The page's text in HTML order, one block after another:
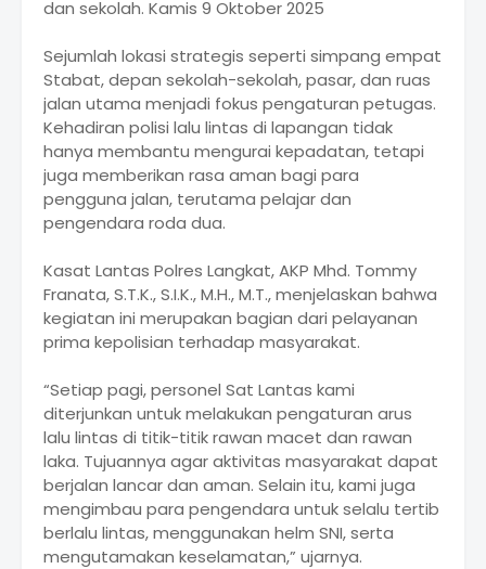
dan sekolah. Kamis 9 Oktober 2025
Sejumlah lokasi strategis seperti simpang empat
Stabat, depan sekolah-sekolah, pasar, dan ruas
jalan utama menjadi fokus pengaturan petugas.
Kehadiran polisi lalu lintas di lapangan tidak
hanya membantu mengurai kepadatan, tetapi
juga memberikan rasa aman bagi para
pengguna jalan, terutama pelajar dan
pengendara roda dua.
Kasat Lantas Polres Langkat, AKP Mhd. Tommy
Franata, S.T.K., S.I.K., M.H., M.T., menjelaskan bahwa
kegiatan ini merupakan bagian dari pelayanan
prima kepolisian terhadap masyarakat.
“Setiap pagi, personel Sat Lantas kami
diterjunkan untuk melakukan pengaturan arus
lalu lintas di titik-titik rawan macet dan rawan
laka. Tujuannya agar aktivitas masyarakat dapat
berjalan lancar dan aman. Selain itu, kami juga
mengimbau para pengendara untuk selalu tertib
berlalu lintas, menggunakan helm SNI, serta
mengutamakan keselamatan,” ujarnya.